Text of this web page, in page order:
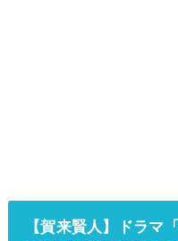
【賀来賢人】ドラマ